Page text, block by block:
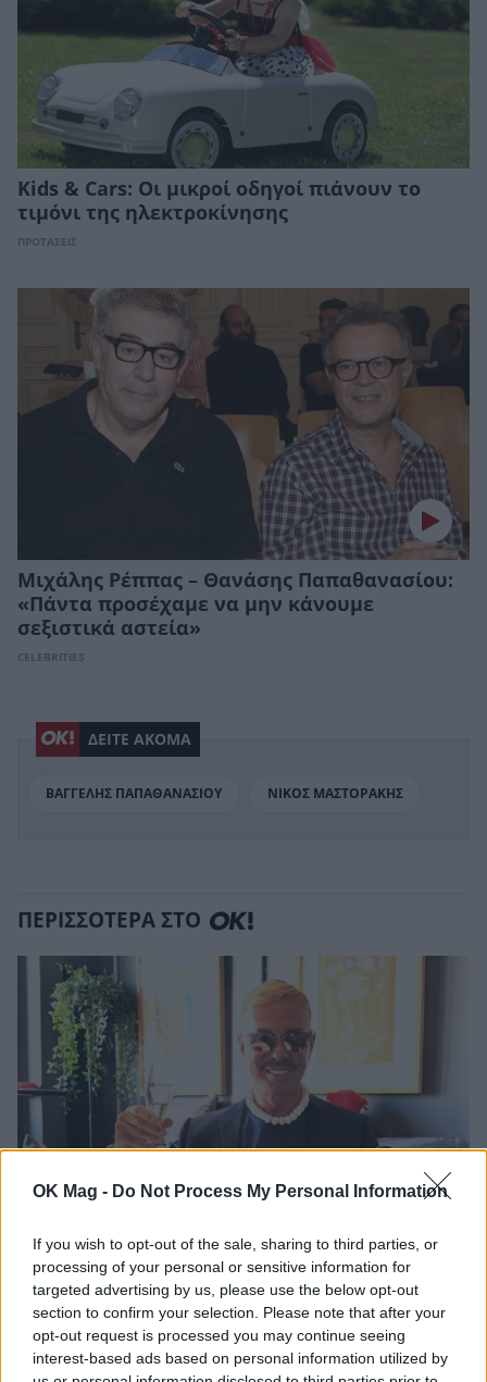
OK Mag - Do Not Process My Personal Information
If you wish to opt-out of the sale, sharing to third parties, or
processing of your personal or sensitive information for
targeted advertising by us, please use the below opt-out
section to confirm your selection. Please note that after your
opt-out request is processed you may continue seeing
interest-based ads based on personal information utilized by
Kids & Cars: Οι μικροί οδηγοί πιάνουν το
τιμόνι της ηλεκτροκίνησης
ΠΡΟΤΑΣΕΙΣ
Μιχάλης Ρέππας – Θανάσης Παπαθανασίου:
«Πάντα προσέχαμε να μην κάνουμε
σεξιστικά αστεία»
CELEBRITIES
ΔΕΙΤΕ ΑΚΟΜΑ
ΒΑΓΓΕΛΗΣ ΠΑΠΑΘΑΝΑΣΙΟΥ ΝΙΚΟΣ ΜΑΣΤΟΡΑΚΗΣ
ΠΕΡΙΣΣΟΤΕΡΑ ΣΤΟ
Λάκης Γαβαλάς: Η ανάρτηση για τα 74α
γενέθλιά του – «Ευγνώμων για όλα τα
συμβάντα της ζωής μου»